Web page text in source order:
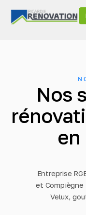
Nos
en
Entreprise
et
Velux,